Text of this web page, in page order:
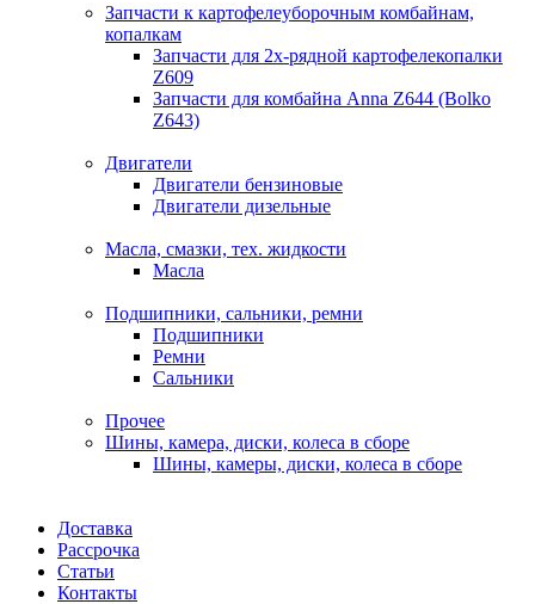
Запчасти к картофелеуборочным комбайнам,
копалкам
Запчасти для 2х-рядной картофелекопалки
Z609
Запчасти для комбайна Anna Z644 (Bolko
Z643)
Двигатели
Двигатели бензиновые
Двигатели дизельные
Масла, смазки, тех. жидкости
Масла
Подшипники, сальники, ремни
Подшипники
Ремни
Сальники
Прочее
Шины, камера, диски, колеса в сборе
Шины, камеры, диски, колеса в сборе
Доставка
Рассрочка
Статьи
Контакты